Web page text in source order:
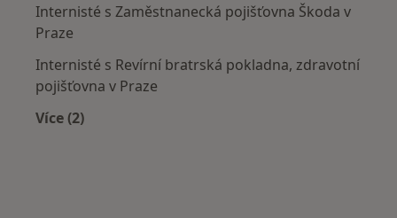
Internisté s Zaměstnanecká pojišťovna Škoda v
Praze
Internisté s Revírní bratrská pokladna, zdravotní
pojišťovna v Praze
Více (2)